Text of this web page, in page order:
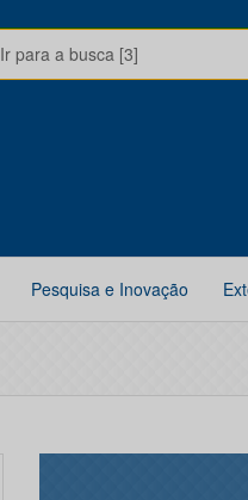
Ir para a busca [3]
Pesquisa e Inovação